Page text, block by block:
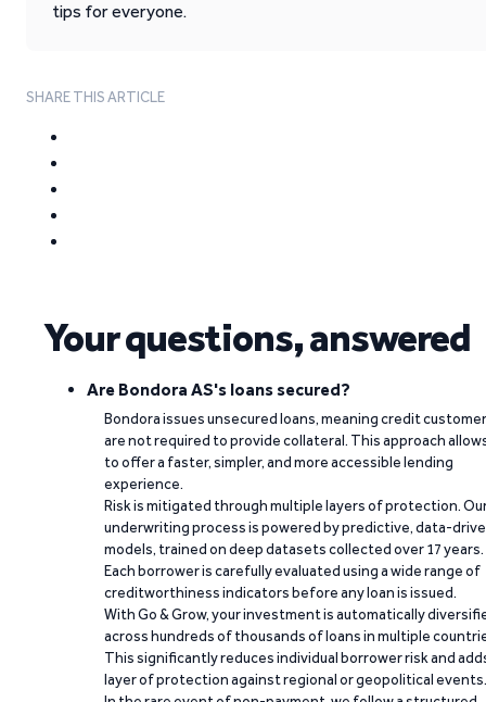
tips for everyone.
SHARE THIS ARTICLE
Your questions, answered
Are Bondora AS's loans secured?
Bondora issues unsecured loans, meaning credit
are not required to provide collateral. This approach
to offer a faster, simpler, and more accessible lending
experience.
Risk is mitigated through multiple layers of protection.
underwriting process is powered by predictive, data-
models, trained on deep datasets collected over 17 years.
Each borrower is carefully evaluated using a wide range of
creditworthiness indicators before any loan is issued.
With Go & Grow, your investment is automatically
across hundreds of thousands of loans in multiple
This significantly reduces individual borrower risk and
layer of protection against regional or geopolitical events.